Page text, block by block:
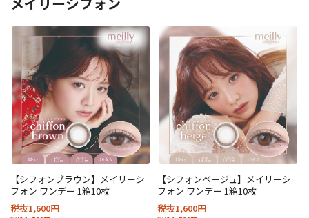
【シフォンブラウン】メイリーシ
フォン ワンデー 1箱10枚
税抜1,600円
【シフォンベージュ】メイリーシ
フォン ワンデー 1箱10枚
税抜1,600円